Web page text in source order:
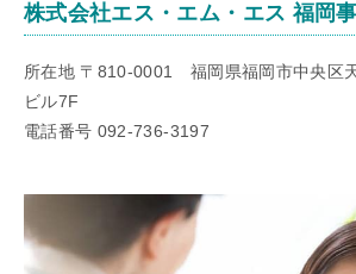
株式会社エス・エム・エス 福岡
所在地 〒810-0001 福岡県福岡市中央
ビル7F
電話番号 092-736-3197